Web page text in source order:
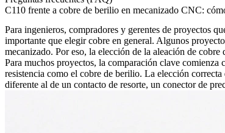
C110 frente a cobre de berilio en mecanizado CNC:
Para ingenieros, compradores y gerentes de proyectos
importante que elegir cobre en general. Algunos
mecanizado. Por eso, la elección de la aleación de
Para muchos proyectos, la comparación clave comienza
resistencia como el cobre de berilio. La elección
diferente al de un contacto de resorte, un conector de